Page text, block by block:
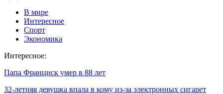
В мире
Интересное
Спорт
Экономика
Интересное:
Папа Франциск умер в 88 лет
32-летняя девушка впала в кому из-за электронных сигарет